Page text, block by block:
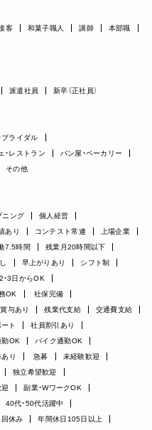
客 和菓子職人 講師
本部職
派遣社員 新卒（正社員）
ブライダル
・レストラン
パン屋・ベーカリー
その他
ニング
個人経営
あり コンテスト常連
上場企業
7.5時間
残業月20時間以下
早上がりあり
シフト制
・3日からOK
OK
社保完備
賞与あり 残業代支給
交通費支給
ト
社員割引あり
勤OK
バイク通勤OK
り 急募
未経験歓迎
独立希望歓迎
副業・WワークOK
40代・50代活躍中
回休み
年間休日105日以上